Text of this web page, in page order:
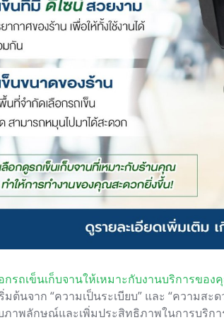
กรถเข็นเก็บจานให้เหมาะกับงานบริการของ
มต้นจาก “ความเป็นระเบียบ” และ “ความ
ภาพลักษณ์และเพิ่มประสิทธิภาพในการบริก